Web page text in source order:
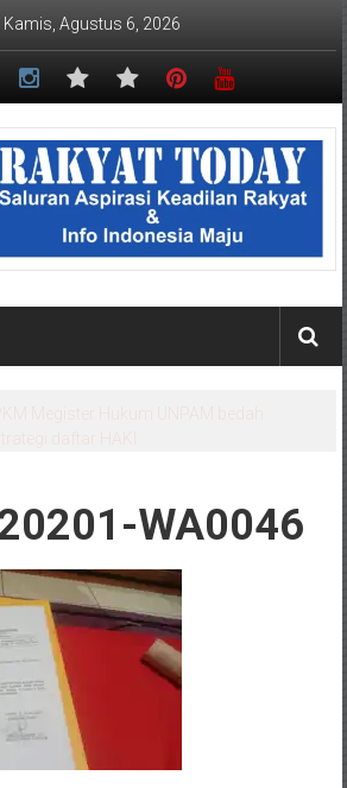
Kamis, Agustus 6, 2026
WA0046